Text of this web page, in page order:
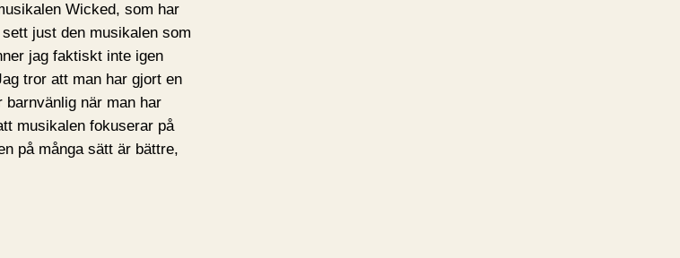
Wicked, som har
just den musikalen som
jag faktiskt inte igen
tror att man har gjort en
när man har
musikalen fokuserar på
på många sätt är bättre,